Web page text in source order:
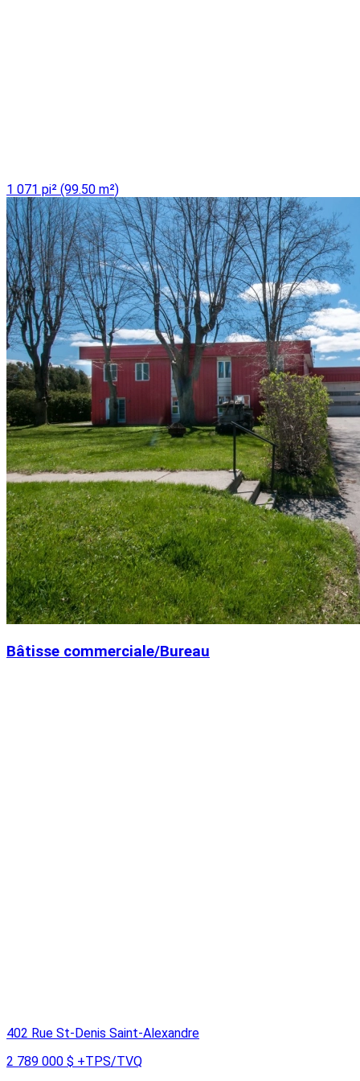
1 071 pi² (99.50 m²)
Bâtisse commerciale/Bureau
402 Rue St-Denis Saint-Alexandre
2 789 000 $ +TPS/TVQ